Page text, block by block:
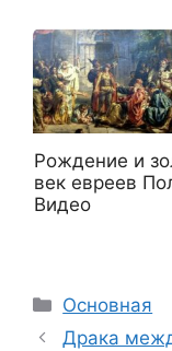
Рождение и
век евреев
Видео
Рубрики
Основная
Драка